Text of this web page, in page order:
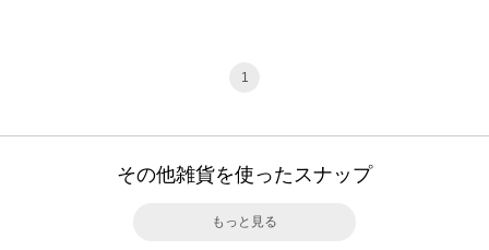
1
その他雑貨を使ったスナップ
もっと見る